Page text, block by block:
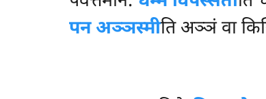
पन अञ्ञस्मीति अञ्ञं वा